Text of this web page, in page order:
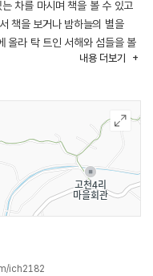
차를 마시며 책을 볼 수 있고
책을 보거나 밤하늘의 별을
올라 탁 트인 서해와 섬들을 볼
의 유적지도 답사할 수 있다.
내용 더보기
ich2182